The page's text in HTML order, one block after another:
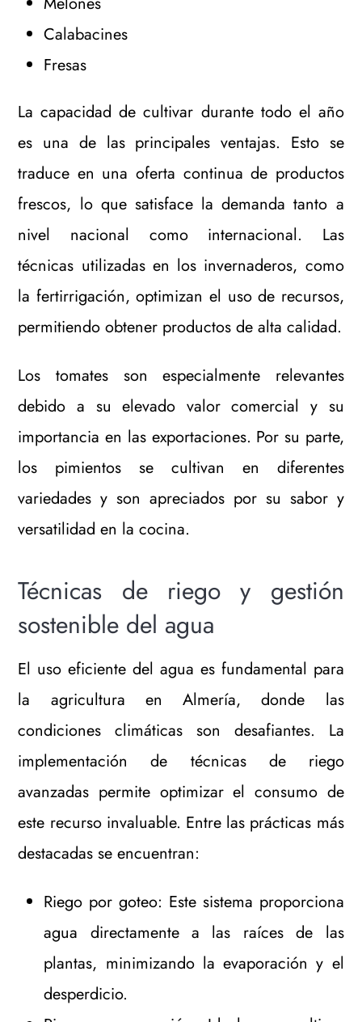
Calabacines
Fresas
La capacidad de cultivar durante todo el año
es una de las principales ventajas. Esto se
traduce en una oferta continua de productos
frescos, lo que satisface la demanda tanto a
nivel nacional como internacional. Las
técnicas utilizadas en los invernaderos, como
la fertirrigación, optimizan el uso de recursos,
permitiendo obtener productos de alta calidad.
Los tomates son especialmente relevantes
debido a su elevado valor comercial y su
importancia en las exportaciones. Por su parte,
los pimientos se cultivan en diferentes
variedades y son apreciados por su sabor y
versatilidad en la cocina.
Técnicas de riego y gestión
sostenible del agua
El uso eficiente del agua es fundamental para
la agricultura en Almería, donde las
condiciones climáticas son desafiantes. La
implementación de técnicas de riego
avanzadas permite optimizar el consumo de
este recurso invaluable. Entre las prácticas más
destacadas se encuentran:
Riego por goteo: Este sistema proporciona
agua directamente a las raíces de las
plantas, minimizando la evaporación y el
desperdicio.